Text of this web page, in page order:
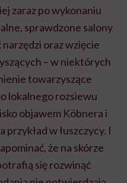
zaraz po wykonaniu
sprawdzone salony
oraz wzięcie
– w niektórych
towarzyszące
lokalnego rozsiewu
objawem Köbnera i
przykład w łuszczycy. I
że na skórze
się rozwinąć